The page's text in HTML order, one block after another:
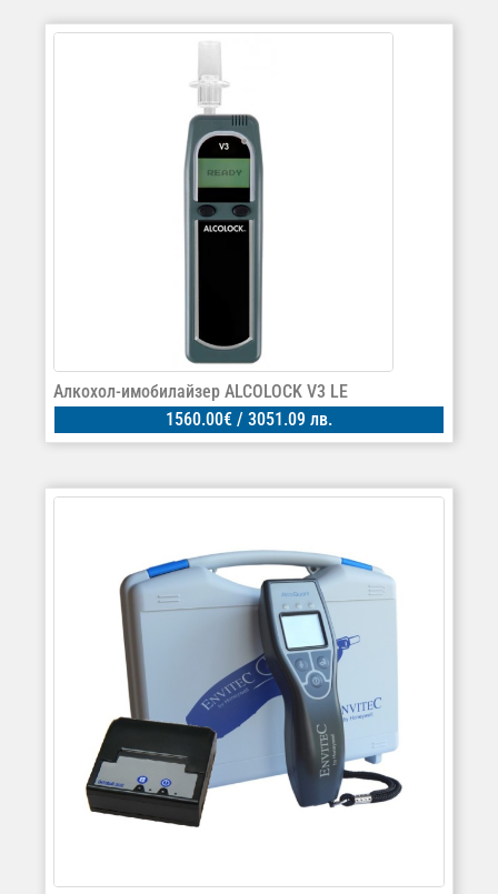
Алкохол-имобилайзер ALCOLOCK V3 LE
1560.00€ / 3051.09 лв.